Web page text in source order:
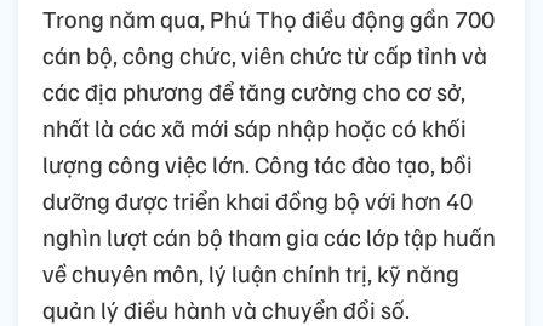
Trong năm qua, Phú Thọ điều động gần 700
cán bộ, công chức, viên chức từ cấp tỉnh và
các địa phương để tăng cường cho cơ sở,
nhất là các xã mới sáp nhập hoặc có khối
lượng công việc lớn. Công tác đào tạo, bồi
dưỡng được triển khai đồng bộ với hơn 40
nghìn lượt cán bộ tham gia các lớp tập huấn
về chuyên môn, lý luận chính trị, kỹ năng
quản lý điều hành và chuyển đổi số.